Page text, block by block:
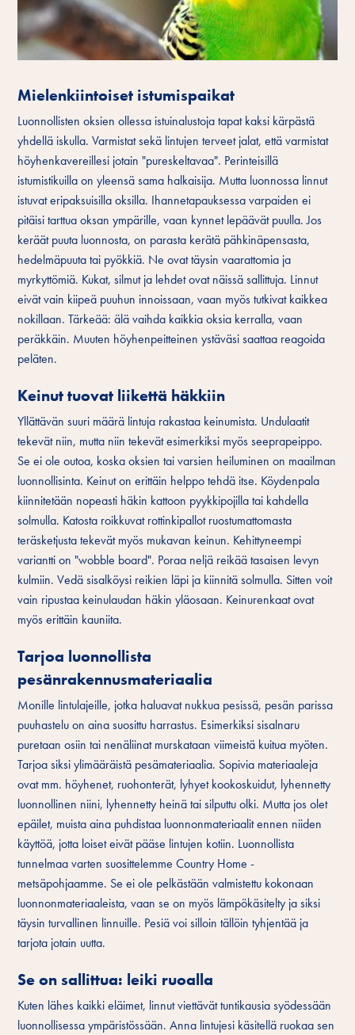
Mielenkiintoiset istumispaikat
Luonnollisten oksien ollessa istuinalustoja tapat kaksi kärpästä
yhdellä iskulla. Varmistat sekä lintujen terveet jalat, että varmistat
höyhenkavereillesi jotain "pureskeltavaa". Perinteisillä
istumistikuilla on yleensä sama halkaisija. Mutta luonnossa linnut
istuvat eripaksuisilla oksilla. Ihannetapauksessa varpaiden ei
pitäisi tarttua oksan ympärille, vaan kynnet lepäävät puulla. Jos
keräät puuta luonnosta, on parasta kerätä pähkinäpensasta,
hedelmäpuuta tai pyökkiä. Ne ovat täysin vaarattomia ja
myrkyttömiä. Kukat, silmut ja lehdet ovat näissä sallittuja. Linnut
eivät vain kiipeä puuhun innoissaan, vaan myös tutkivat kaikkea
nokillaan. Tärkeää: älä vaihda kaikkia oksia kerralla, vaan
peräkkäin. Muuten höyhenpeitteinen ystäväsi saattaa reagoida
peläten.
Keinut tuovat liikettä häkkiin
Yllättävän suuri määrä lintuja rakastaa keinumista. Undulaatit
tekevät niin, mutta niin tekevät esimerkiksi myös seeprapeippo.
Se ei ole outoa, koska oksien tai varsien heiluminen on maailman
luonnollisinta. Keinut on erittäin helppo tehdä itse. Köydenpala
kiinnitetään nopeasti häkin kattoon pyykkipojilla tai kahdella
solmulla. Katosta roikkuvat rottinkipallot ruostumattomasta
teräsketjusta tekevät myös mukavan keinun. Kehittyneempi
variantti on "wobble board". Poraa neljä reikää tasaisen levyn
kulmiin. Vedä sisalköysi reikien läpi ja kiinnitä solmulla. Sitten voit
vain ripustaa keinulaudan häkin yläosaan. Keinurenkaat ovat
myös erittäin kauniita.
Tarjoa luonnollista
pesänrakennusmateriaalia
Monille lintulajeille, jotka haluavat nukkua pesissä, pesän parissa
puuhastelu on aina suosittu harrastus. Esimerkiksi sisalnaru
puretaan osiin tai nenäliinat murskataan viimeistä kuitua myöten.
Tarjoa siksi ylimääräistä pesämateriaalia. Sopivia materiaaleja
ovat mm. höyhenet, ruohonterät, lyhyet kookoskuidut, lyhennetty
luonnollinen niini, lyhennetty heinä tai silputtu olki. Mutta jos olet
epäilet, muista aina puhdistaa luonnonmateriaalit ennen niiden
käyttöä, jotta loiset eivät pääse lintujen kotiin. Luonnollista
tunnelmaa varten suosittelemme Country Home -
metsäpohjaamme. Se ei ole pelkästään valmistettu kokonaan
luonnonmateriaaleista, vaan se on myös lämpökäsitelty ja siksi
täysin turvallinen linnuille. Pesiä voi silloin tällöin tyhjentää ja
tarjota jotain uutta.
Se on sallittua: leiki ruoalla
Kuten lähes kaikki eläimet, linnut viettävät tuntikausia syödessään
luonnollisessa ympäristössään. Anna lintujesi käsitellä ruokaa sen